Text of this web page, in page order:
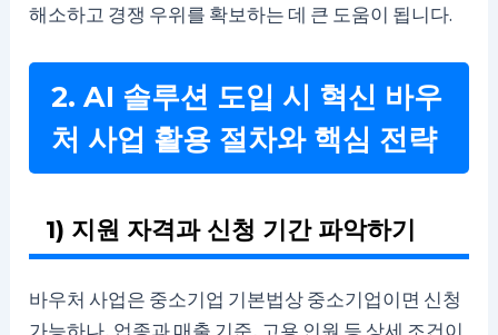
해소하고 경쟁 우위를 확보하는 데 큰 도움이 됩니다.
2. AI 솔루션 도입 시 혁신 바우
처 사업 활용 절차와 핵심 전략
1) 지원 자격과 신청 기간 파악하기
바우처 사업은 중소기업 기본법상 중소기업이면 신청